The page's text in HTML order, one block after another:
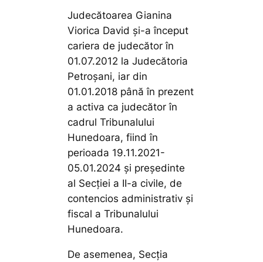
Judecătoarea Gianina
Viorica David şi-a început
cariera de judecător în
01.07.2012 la Judecătoria
Petroşani, iar din
01.01.2018 până în prezent
a activa ca judecător în
cadrul Tribunalului
Hunedoara, fiind în
perioada 19.11.2021-
05.01.2024 și președinte
al Secției a II-a civile, de
contencios administrativ și
fiscal a Tribunalului
Hunedoara.
De asemenea, Secţia